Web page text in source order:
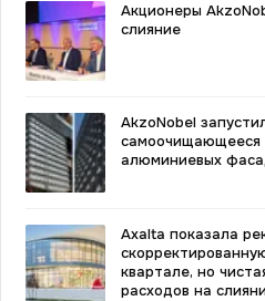
Акционеры
слияние
AkzoNobel
самоочищающееся
алюминиевых
Axalta показала
квартале, но
расходов на